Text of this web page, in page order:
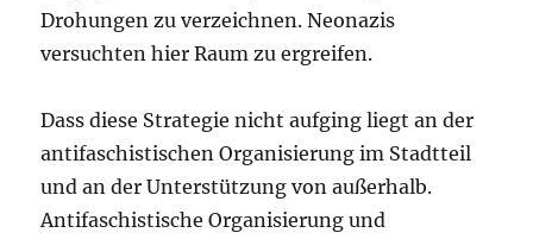
Drohungen zu verzeichnen. Neonazis
versuchten hier Raum zu ergreifen.
Dass diese Strategie nicht aufging liegt an der
antifaschistischen Organisierung im Stadtteil
und an der Unterstützung von außerhalb.
Antifaschistische Organisierung und